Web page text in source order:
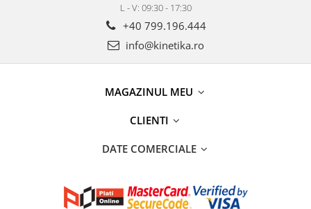
L - V: 09:30 - 17:30
+40 799.196.444
info@kinetika.ro
MAGAZINUL MEU
CLIENTI
DATE COMERCIALE